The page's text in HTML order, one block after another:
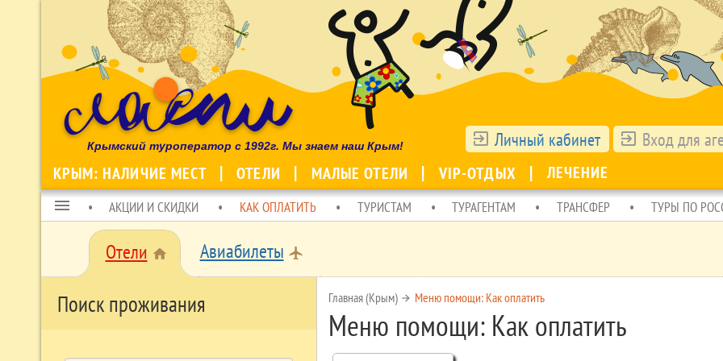
Крымский туроператор с 1992г. Мы знаем наш Крым! exit_to_app Личный кабинет exit_to_app Вход для
КРЫМ: НАЛИЧИЕ МЕСТ ОТЕЛИ МАЛЫЕ ОТЕЛИ VIP-ОТДЫХ ЛЕЧЕНИЕ
menu АКЦИИ И СКИДКИ КАК ОПЛАТИТЬ ТУРИСТАМ ТУРАГЕНТАМ ТРАНСФЕР ТУРЫ ПО
Отели home Авиабилеты local_airport
Поиск проживания Главная (Крым) arrow_forward Меню помощи: Как оплатить
Меню помощи: Как оплатить